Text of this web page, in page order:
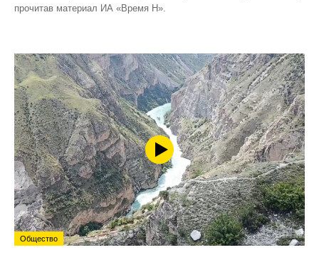
прочитав материал ИА «Время Н».
Общество